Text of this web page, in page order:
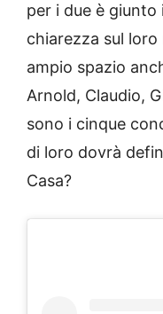
per i due è
chiarezza sul
ampio spazio
Arnold, Claudio,
sono i cinque
di loro dovrà
Casa?